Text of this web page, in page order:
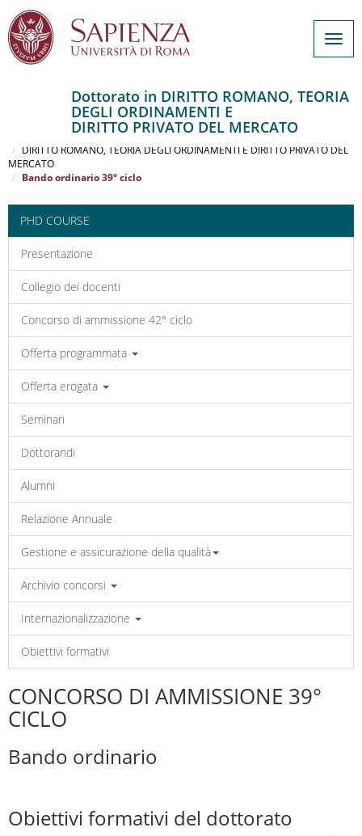
contenuto
principale
Dottorato in DIRITTO ROMANO, TEORIA
DEGLI ORDINAMENTI E
DIRITTO PRIVATO DEL MERCATO
DIRITTO ROMANO, TEORIA DEGLI ORDINAMENTI E DIRITTO PRIVATO DEL
MERCATO
Bando ordinario 39° ciclo
PHD COURSE
Presentazione
Collegio dei docenti
Concorso di ammissione 42° ciclo
Offerta programmata
Offerta erogata
Seminari
Dottorandi
Alumni
Relazione Annuale
Gestione e assicurazione della qualità
Archivio concorsi
Internazionalizzazione
Obiettivi formativi
CONCORSO DI AMMISSIONE 39°
CICLO
Bando ordinario
Obiettivi formativi del dottorato